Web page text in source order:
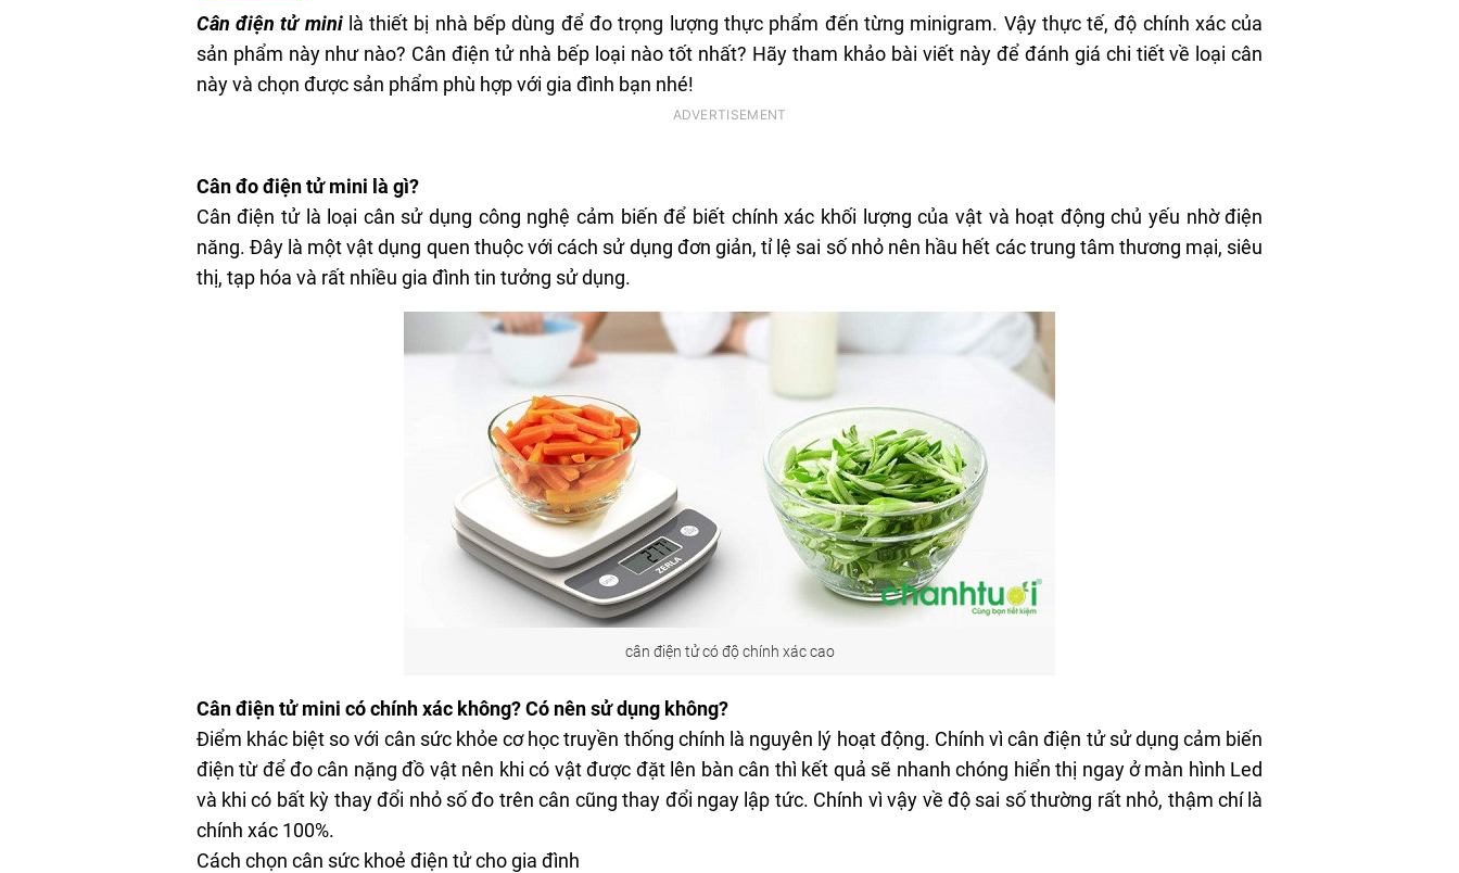
Cân điện tử minilà thiết bị nhà bếp dùng để đo trọng lượng thực phẩm đến từng minigram. Vậy thực tế, độ chính xác của
sản phẩm này như nào? Cân điện tử nhà bếp loại nào tốt nhất? Hãy tham khảo bài viết này để đánh giá chi tiết về loại cân
này và chọn được sản phẩm phù hợp với gia đình bạn nhé!
Cân đo điện tử mini là gì?
Cân điện tử là loại cân sử dụng công nghệ cảm biến để biết chính xác khối lượng của vật và hoạt động chủ yếu nhờ điện
năng. Đây là một vật dụng quen thuộc với cách sử dụng đơn giản, tỉ lệ sai số nhỏ nên hầu hết các trung tâm thương mại, siêu
thị, tạp hóa và rất nhiều gia đình tin tưởng sử dụng.
cân điện tử có độ chính xác cao
Cân điện tử mini có chính xác không? Có nên sử dụng không?
Điểm khác biệt so với cân sức khỏe cơ học truyền thống chính là nguyên lý hoạt động. Chính vì cân điện tử sử dụng cảm biến
điện từ để đo cân nặng đồ vật nên khi có vật được đặt lên bàn cân thì kết quả sẽ nhanh chóng hiển thị ngay ở màn hình Led
và khi có bất kỳ thay đổi nhỏ số đo trên cân cũng thay đổi ngay lập tức. Chính vì vậy về độ sai số thường rất nhỏ, thậm chí là
chính xác 100%.
Cách chọn cân sức khoẻ điện tử cho gia đình